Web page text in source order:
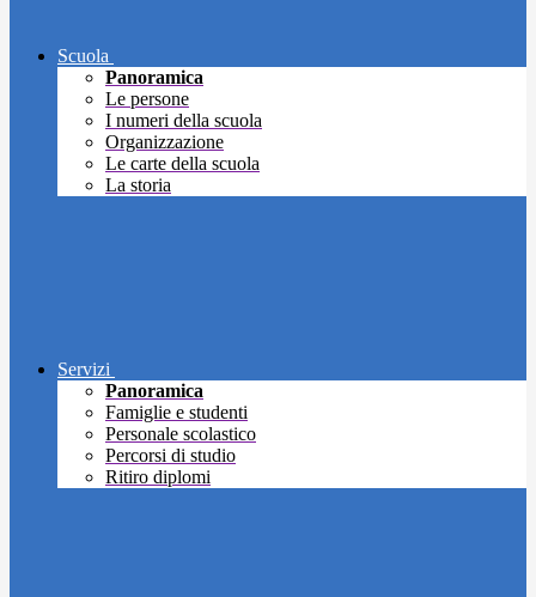
Scuola
Panoramica
Le persone
I numeri della scuola
Organizzazione
Le carte della scuola
La storia
Servizi
Panoramica
Famiglie e studenti
Personale scolastico
Percorsi di studio
Ritiro diplomi